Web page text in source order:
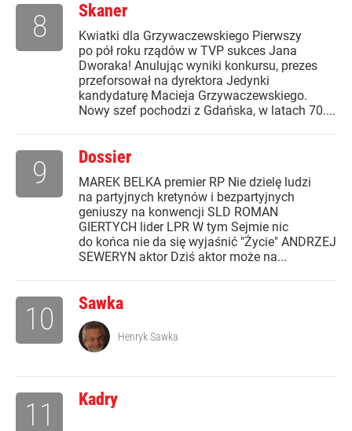
Skaner
Kwiatki dla Grzywaczewskiego Pierwszy
po pół roku rządów w TVP sukces Jana
Dworaka! Anulując wyniki konkursu, prezes
przeforsował na dyrektora Jedynki
kandydaturę Macieja Grzywaczewskiego.
Nowy szef pochodzi z Gdańska, w latach 70....
8
Dossier
MAREK BELKA premier RP Nie dzielę ludzi
na partyjnych kretynów i bezpartyjnych
geniuszy na konwencji SLD ROMAN
GIERTYCH lider LPR W tym Sejmie nic
do końca nie da się wyjaśnić "Życie" ANDRZEJ
SEWERYN aktor Dziś aktor może na...
9
Sawka
10 Henryk Sawka
Kadry
11